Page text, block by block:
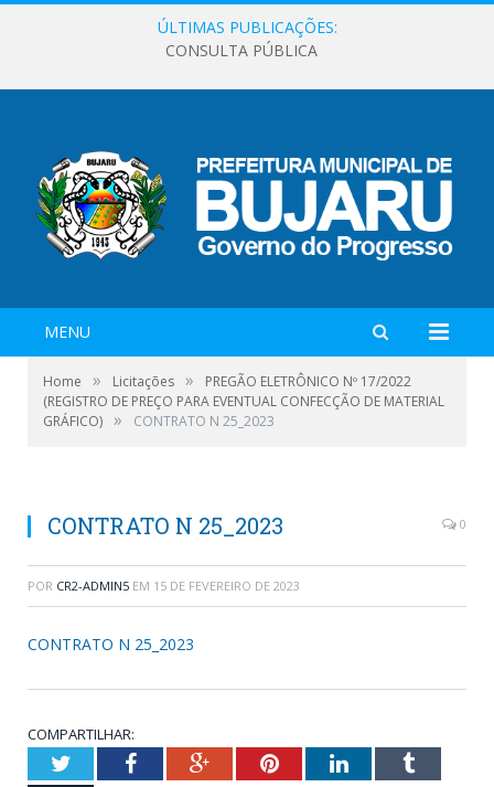
ÚLTIMAS PUBLICAÇÕES:
CONSULTA PÚBLICA
MENU
Home » Licitações »
PREGÃO ELETRÔNICO Nº 17/2022
(REGISTRO DE PREÇO PARA EVENTUAL CONFECÇÃO DE MATERIAL
GRÁFICO) » CONTRATO N 25_2023
CONTRATO N 25_2023 0
POR CR2-ADMIN5 EM 15 DE FEVEREIRO DE 2023
CONTRATO N 25_2023
COMPARTILHAR:
TwitterFacebookGoogle+PinterestLinkedInTumblr